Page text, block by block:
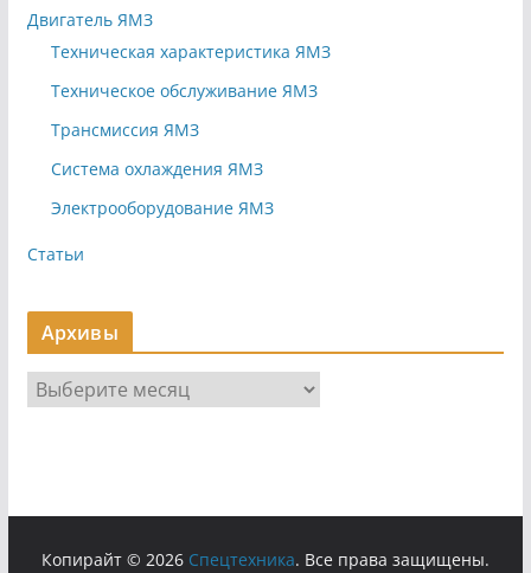
Двигатель ЯМЗ
Техническая характеристика ЯМЗ
Техническое обслуживание ЯМЗ
Трансмиссия ЯМЗ
Система охлаждения ЯМЗ
Электрооборудование ЯМЗ
Статьи
Архивы
Копирайт © 2026 Cпецтехника. Все права защищены.